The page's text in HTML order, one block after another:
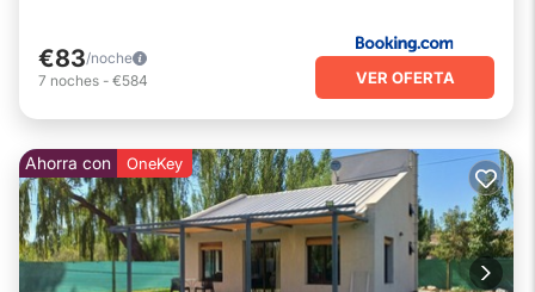
€83/noche
7 noches - €584 VER OFERTA
Ahorra con OneKey